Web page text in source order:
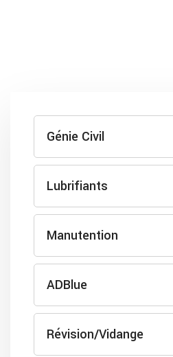
Génie Civil
Lubrifiants
Manutention
ADBlue
Révision/Vidange